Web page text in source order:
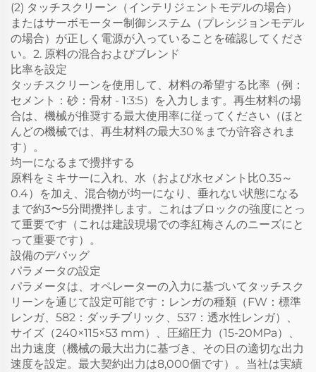
(2) タッチスクリーン（インテリジェントモデルの場合）
またはサーボモーター制御システム（プレシジョンモデル
の場合）が正しく電源が入っていることを確認してくださ
い。2. 原料の混合およびブレンド
比率を設定
タッチスクリーンを使用して、材料の希望する比率（例：
セメント：砂：骨材 - 1:3:5）を入力します。再生材料の場
合は、機械が推奨する最大使用率に従ってください（ほと
んどの機械では、再生材料の最大30％までが許容されま
す）。
均一になるまで攪拌する
原料をミキサーに入れ、水（および水セメント比0.35～
0.4）を加え、混合物が均一になり、垂れない状態になる
まで約3〜5分間攪拌します。これはブロックの強度にとっ
て重要です（これは建設現場での李紅梅さんのニーズにと
って重要です）。
設備のデバッグ
パラメータの設定
パラメータは、オペレーターの入力に基づいてタッチスク
リーンを通じて設定可能です：レンガの種類（FW：標準
レンガ、582：ダッチブリック、537：透水性レンガ）、
サイズ（240×115×53 mm）、圧縮圧力（15-20MPa）、
出力速度（機械の最大出力に基づき、その日の適切な出力
速度を設定。最大契約出力は8,000個です）。当社は実績